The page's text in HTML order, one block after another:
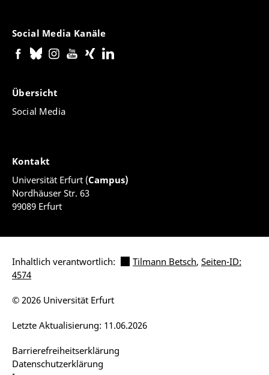
Social Media Kanäle
Übersicht
Social Media
Kontakt
Universität Erfurt (Campus)
Nordhäuser Str. 63
99089 Erfurt
Inhaltlich verantwortlich: Tilmann Betsch, Seiten-ID:
4574
Barrierefreiheitserklärung
Datenschutzerklärung
Letzte Aktualisierung: 11.06.2026
© 2026 Universität Erfurt